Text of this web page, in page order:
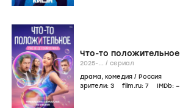
Что-то положительное
2025-... / сериал
драма, комедия / Россия
зрители: 3 film.ru: 7 IMDb: –